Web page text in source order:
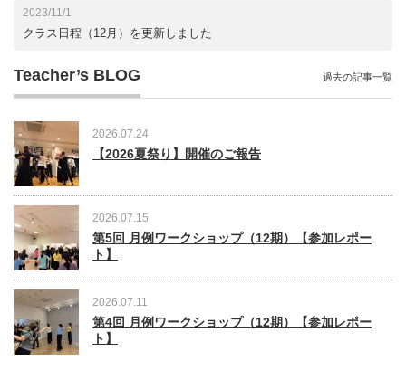
2023/11/1
クラス日程（12月）を更新しました
Teacher’s BLOG
2026.07.24
【2026夏祭り】開催のご報告
2026.07.15
第5回 月例ワークショップ（12期）【参加レポー
ト】
2026.07.11
第4回 月例ワークショップ（12期）【参加レポー
ト】
過去の記事一覧